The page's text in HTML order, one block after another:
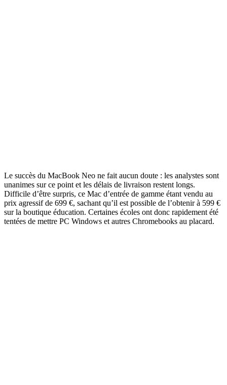
Le succès du MacBook Neo ne fait aucun doute : les analystes sont
unanimes sur ce point et les délais de livraison restent longs.
Difficile d’être surpris, ce Mac d’entrée de gamme étant vendu au
prix agressif de 699 €, sachant qu’il est possible de l’obtenir à 599 €
sur la boutique éducation. Certaines écoles ont donc rapidement été
tentées de mettre PC Windows et autres Chromebooks au placard.